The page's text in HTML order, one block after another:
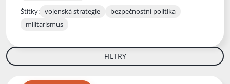
Štítky: vojenská strategie
bezpečnostní politika
militarismus
FILTRY